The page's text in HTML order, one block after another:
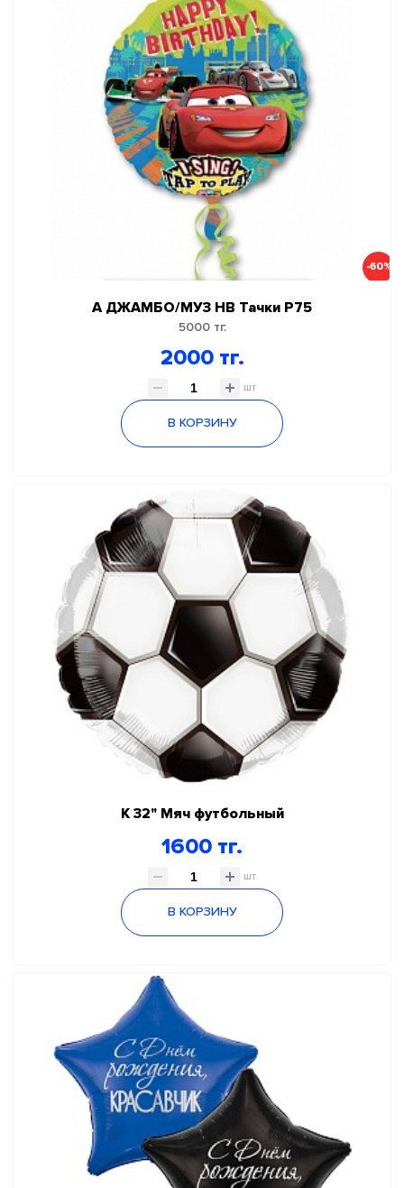
-60%
А ДЖАМБО/МУЗ НВ Тачки Р75
5000 тг.
2000 тг.
шт
В КОРЗИНУ
К 32" Мяч футбольный
1600 тг.
шт
В КОРЗИНУ